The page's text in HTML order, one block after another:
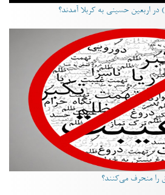
اربعین حسینی به کربلا آمدند؟
را منحرف می‌کنند؟